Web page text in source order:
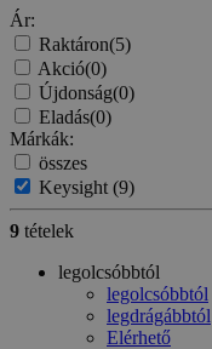
Ár:
Raktáron(5)
Akció(0)
Újdonság(0)
Eladás(0)
Márkák:
összes
Keysight(9)
9 tételek
legolcsóbbtól
legolcsóbbtól
legdrágábbtól
Elérhető